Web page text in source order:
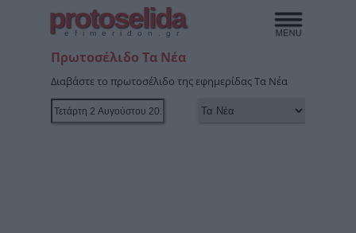
protoselida
efimeridon.gr
Πρωτοσέλιδο Τα Νέα
Διαβάστε το πρωτοσέλιδο της εφημερίδας Τα Νέα